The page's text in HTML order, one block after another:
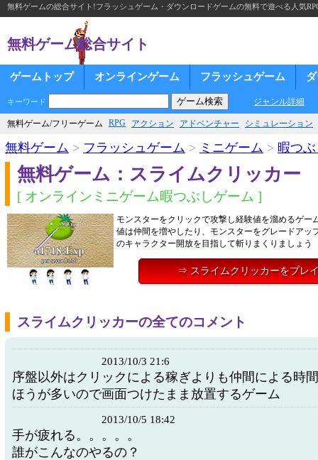
無料ゲームの総合サイト!フラッシュゲーム・ダウンロードゲームの無料で遊べる人気
無料ゲーム総合サイト
ゲームトップ オンラインゲーム フラッシュゲーム
キーワード ジャンル詳細
無料ゲーム/フリーゲーム RPG アクション アドベンチャー シミュレーション
無料ゲーム > フラッシュゲーム > ミニゲーム > 暇つ
無料ゲーム：スライムクリッカー
[ オンラインミニゲーム暇つぶしゲーム ]
モンスターをクリックで攻撃し経験値を溜めるゲー
値は仲間を増やしたり、モンスターをグレードアッ
のキャラクター開放を目指して斬りまくりましょう
⇒ スライムクリッカーをプレ
スライムクリッカーの全てのコメント
2013/10/3 21:6
序盤以外はクリックによる稼ぎよりも仲間による時
ほうが多いので画面つけたまま放置するゲーム
2013/10/5 18:42
手が疲れる。。。。。
誰がこんなのやるの？